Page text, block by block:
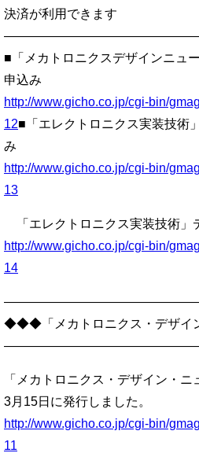
決済が利用できます
■「メカトロニクスデザインニュ
申込み
http://www.gicho.co.jp/cgi-bin/
12■「エレクトロニクス実装技術
み
http://www.gicho.co.jp/cgi-bin/
13
「エレクトロニクス実装技術」
http://www.gicho.co.jp/cgi-bin/
14
◆◆◆「メカトロニクス・デザイ
「メカトロニクス・デザイン・
3月15日に発行しました。
http://www.gicho.co.jp/cgi-bin/
11